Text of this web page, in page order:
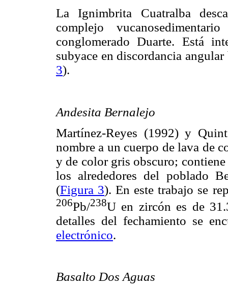
La Ignimbrita Cuatralba
complejo
conglomerado Duarte. Está
subyace en discordancia
3).
Andesita Bernalejo
Martínez-Reyes (1992) y
nombre a un cuerpo de lava de
y de color gris obscuro;
los alrededores del poblado
(Figura 3). En este trabajo se
206Pb/238U en zircón es de
detalles del fechamiento se
electrónico.
Basalto Dos Aguas